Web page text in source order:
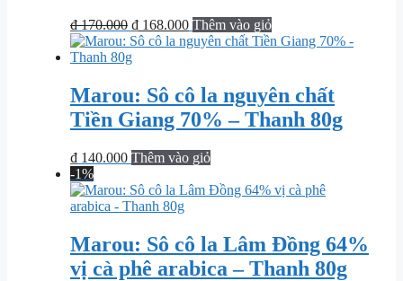
₫170.000 Giá
gốc
là:
₫ 168.000Giá
hiện
₫ 168.000.
Thêm vào giỏ
Marou: Sô cô la nguyên chất
Tiền Giang 70% – Thanh 80g
₫ 140.000 Thêm vào giỏ
-1%
Marou: Sô cô la Lâm Đồng 64%
vị cà phê arabica – Thanh 80g